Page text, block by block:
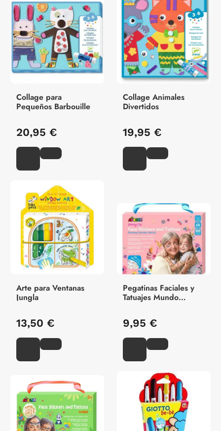
Collage para
Pequeños Barbouille
20,95 €
Collage Animales
Divertidos
19,95 €
Arte para Ventanas
Jungla
13,50 €
Pegatinas Faciales y
Tatuajes Mundo
9,95 €